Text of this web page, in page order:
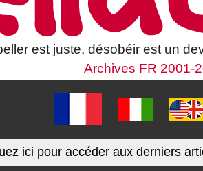
est juste, désobéir est un
Archives FR 2001-
ici pour accéder aux derniers